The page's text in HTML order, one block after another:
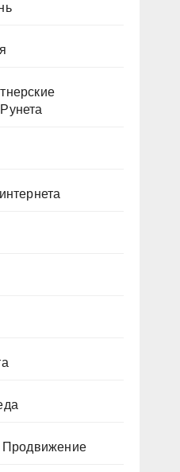
Продвижение